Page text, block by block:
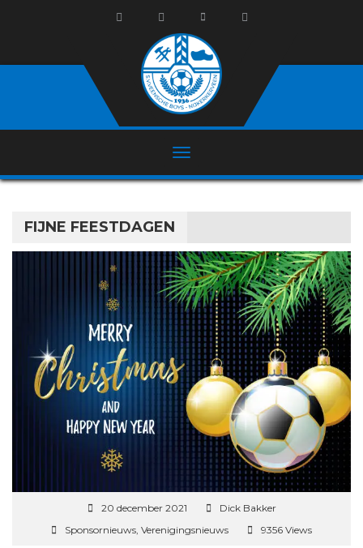
FIJNE FEESTDAGEN
20 december 2021
Dick Bakker
Sponsornieuws, Verenigingsnieuws 9356 Views